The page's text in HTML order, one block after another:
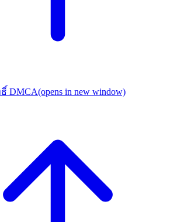
DMCA(opens in new window)